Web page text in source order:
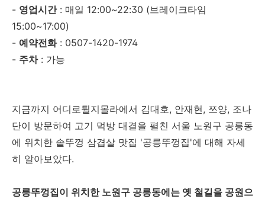
- 영업시간: 매일 12:00~22:30 (브레이크타임
15:00~17:00)
- 예약전화: 0507-1420-1974
- 주차: 가능
지금까지 어디로튈지몰라에서 김대호, 안재현, 쯔양, 조나
단이 방문하여 고기 먹방 대결을 펼친 서울 노원구 공릉동
에 위치한 솥뚜껑 삼겹살 맛집 '공릉뚜껑집'에 대해 자세
히 알아보았다.
공릉뚜껑집이 위치한 노원구 공릉동에는 옛 철길을 공원으